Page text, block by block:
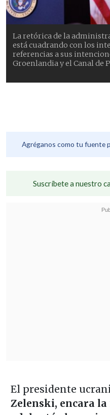
La retórica de la
está cuadrando con los
referencias a sus
Groenlandia y el Canal de
Agréganos como tu fuente
Suscríbete a nuestro
El presidente
Zelenski, encara la